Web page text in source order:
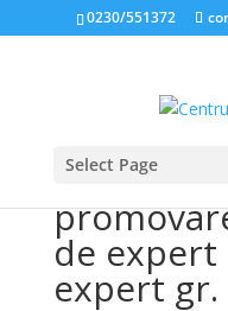
0230/551372
Select Page
Anunț
de expert
expert